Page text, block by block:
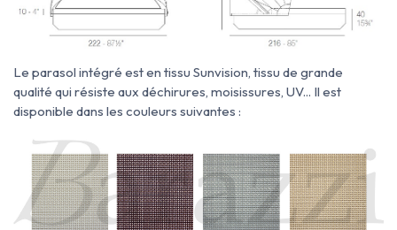
Le parasol intégré est en tissu Sunvision, tissu de grande
qualité qui résiste aux déchirures, moisissures, UV... Il est
disponible dans les couleurs suivantes :